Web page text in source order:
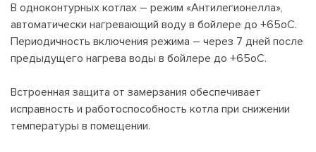
В одноконтурных котлах – режим «Антилегионелла»,
автоматически нагревающий воду в бойлере до +65оС.
Периодичность включения режима – через 7 дней после
предыдущего нагрева воды в бойлере до +65оС.
Встроенная защита от замерзания обеспечивает
исправность и работоспособность котла при снижении
температуры в помещении.